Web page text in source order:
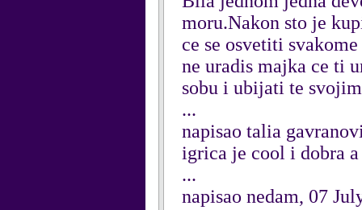
moru.Nakon sto je
ce se osvetiti
ne uradis majka ce ti
sobu i ubijati te
...
napisao talia
igrica je cool i dobra
...
napisao nedam, 07